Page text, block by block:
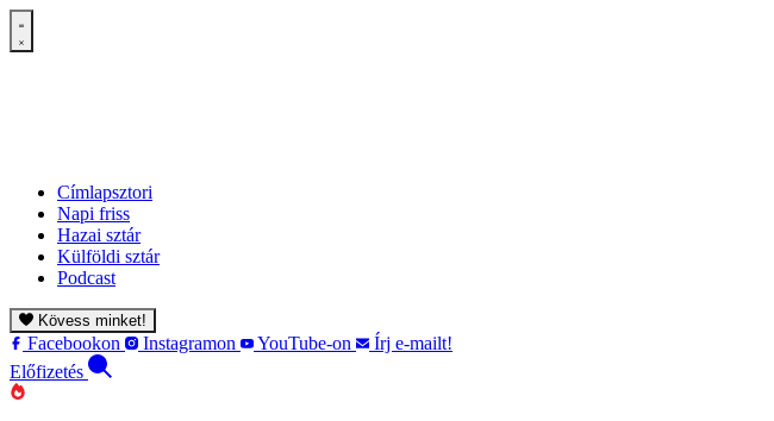
Címlapsztori
Napi friss
Hazai sztár
Külföldi sztár
Podcast
Kövess minket!
Facebookon Instagramon YouTube-on
Írj e-mailt!
Előfizetés